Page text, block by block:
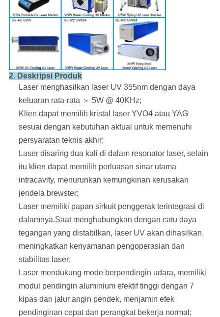
2. Deskripsi Produk
Laser menghasilkan laser UV 355nm dengan daya
keluaran rata-rata ＞ 5W @ 40KHz;
Klien dapat memilih kristal laser YVO4 atau YAG
sesuai dengan kebutuhan aktual untuk memenuhi
persyaratan teknis akhir;
Laser disaring dua kali di dalam resonator laser, selain
itu klien dapat memilih perluasan sinar utama
intracavity, menurunkan kemungkinan kerusakan
jendela brewster;
Laser memiliki papan sirkuit penggerak terintegrasi di
dalamnya.Saat menghubungkan dengan catu daya
tegangan yang distabilkan, laser UV akan dihasilkan,
meningkatkan kenyamanan pengoperasian dan
stabilitas laser;
Laser mendukung mode berpendingin udara, memiliki
modul pendingin aluminium efektif tinggi dengan 7
kipas dan jalur angin pendek, menjamin efek
pendinginan cepat dan perangkat bekerja normal;